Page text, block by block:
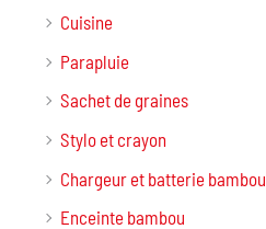
Cuisine
Parapluie
Sachet de graines
Stylo et crayon
Chargeur et batterie bambou
Enceinte bambou